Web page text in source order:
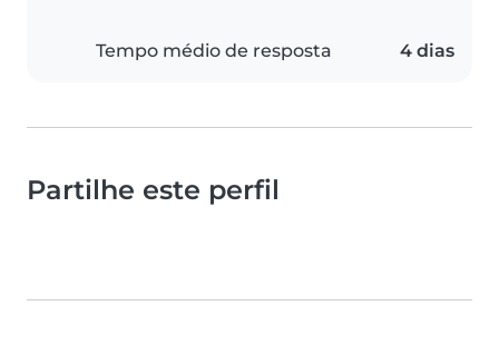
Tempo médio de resposta 4 dias
Partilhe este perfil